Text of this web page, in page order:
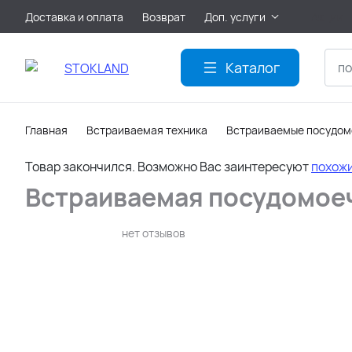
Доставка и оплата Возврат Доп. услуги
Каталог
Главная Встраиваемая техника Встраиваемые
Товар закончился. Возможно Вас заинтересуют
Встраиваемая
нет отзывов